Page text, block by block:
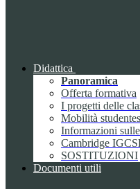
Didattica
Panoramica
Offerta formativa
I progetti delle
Mobilità
Informazioni
Cambridge
SOSTITUZIONI
Documenti utili